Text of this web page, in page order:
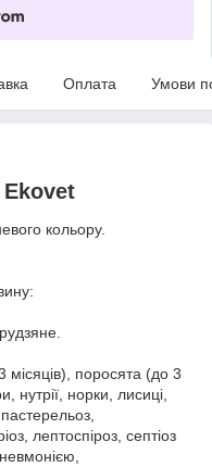
Оплата Умови
Ekovet
кольору.
місяців), поросята (до 3
нутрії, норки, лисиці,
лептоспіроз, септіоз